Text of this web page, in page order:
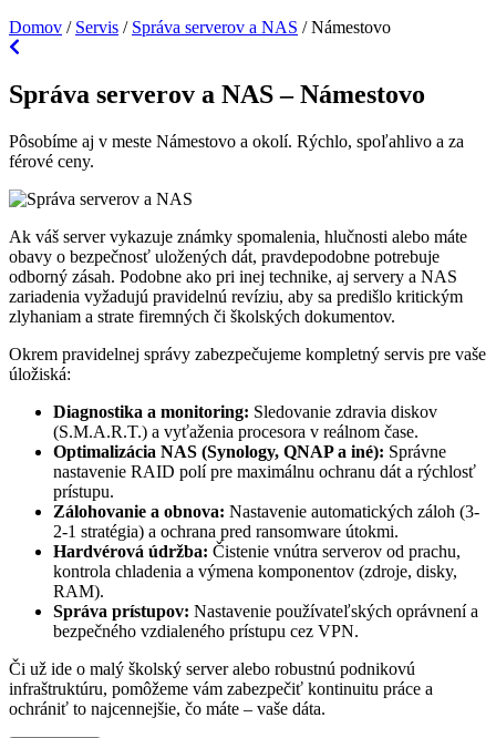
Domov / Servis / Správa serverov a NAS / Námestovo
Správa serverov a NAS – Námestovo
Pôsobíme aj v meste Námestovo a okolí. Rýchlo, spoľahlivo a za
férové ceny.
Ak váš server vykazuje známky spomalenia, hlučnosti alebo máte
obavy o bezpečnosť uložených dát, pravdepodobne potrebuje
odborný zásah. Podobne ako pri inej technike, aj servery a NAS
zariadenia vyžadujú pravidelnú revíziu, aby sa predišlo kritickým
zlyhaniam a strate firemných či školských dokumentov.
Okrem pravidelnej správy zabezpečujeme kompletný servis pre vaše
úložiská:
Diagnostika a monitoring: Sledovanie zdravia diskov
(S.M.A.R.T.) a vyťaženia procesora v reálnom čase.
Optimalizácia NAS (Synology, QNAP a iné): Správne
nastavenie RAID polí pre maximálnu ochranu dát a rýchlosť
prístupu.
Zálohovanie a obnova: Nastavenie automatických záloh (3-
2-1 stratégia) a ochrana pred ransomware útokmi.
Hardvérová údržba: Čistenie vnútra serverov od prachu,
kontrola chladenia a výmena komponentov (zdroje, disky,
RAM).
Správa prístupov: Nastavenie používateľských oprávnení a
bezpečného vzdialeného prístupu cez VPN.
Či už ide o malý školský server alebo robustnú podnikovú
infraštruktúru, pomôžeme vám zabezpečiť kontinuitu práce a
ochrániť to najcennejšie, čo máte – vaše dáta.